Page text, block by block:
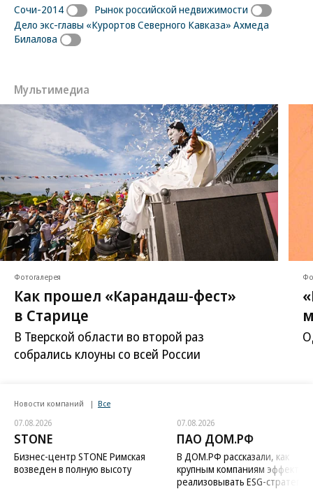
Сочи-2014
Рынок российской недвижимости
Дело экс-главы «Курортов Северного Кавказа» Ахмеда
Билалова
Мультимедиа
Фотогалерея
Как прошел «Карандаш-фест»
в Старице
В Тверской области во второй раз
собрались клоуны со всей России
Новости компаний Все
07.08.2026
STONE
Бизнес-центр STONE Римская
возведен в полную высоту
07.08.2026
ПАО ДОМ.РФ
В ДОМ.РФ рассказали, как
крупным компаниям
реализовывать ESG-стратегию